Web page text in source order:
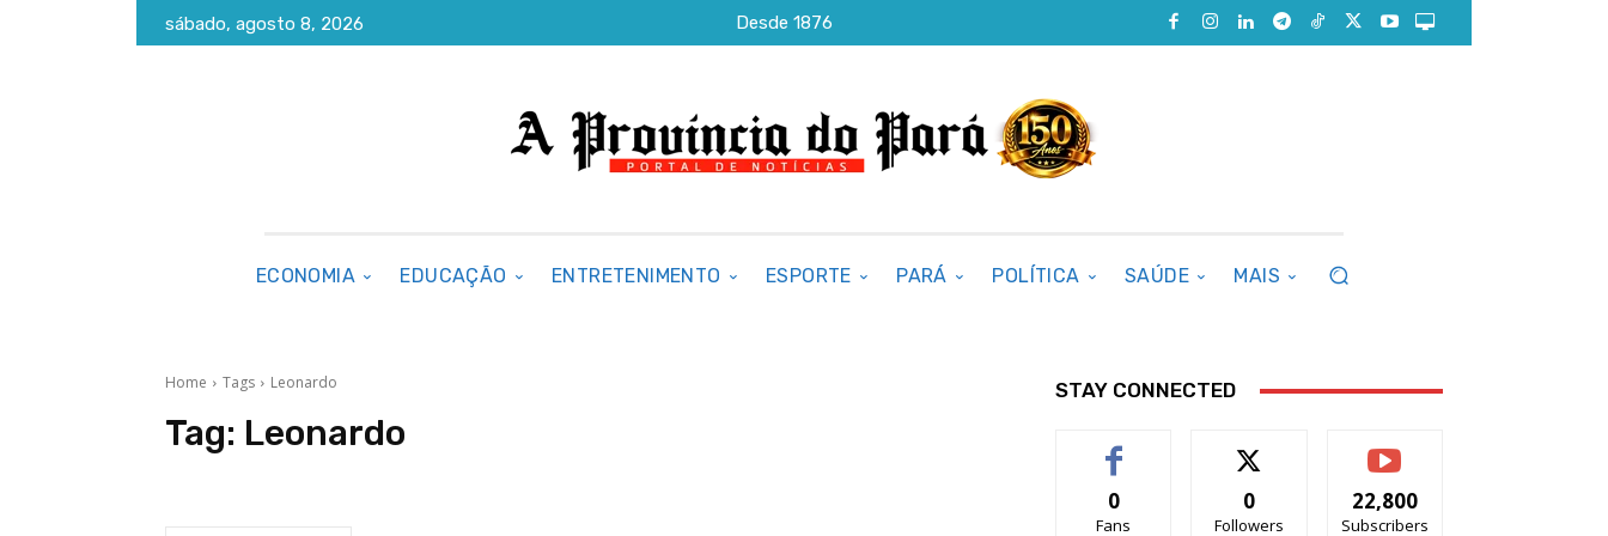
sábado, agosto 8, 2026 Desde 1876
ECONOMIA EDUCAÇÃO ENTRETENIMENTO ESPORTE PARÁ POLÍTICA SAÚDE MAIS
Home Tags Leonardo
Tag: Leonardo
STAY CONNECTED
0
Fans
0
Followers
22,800
Subscribers